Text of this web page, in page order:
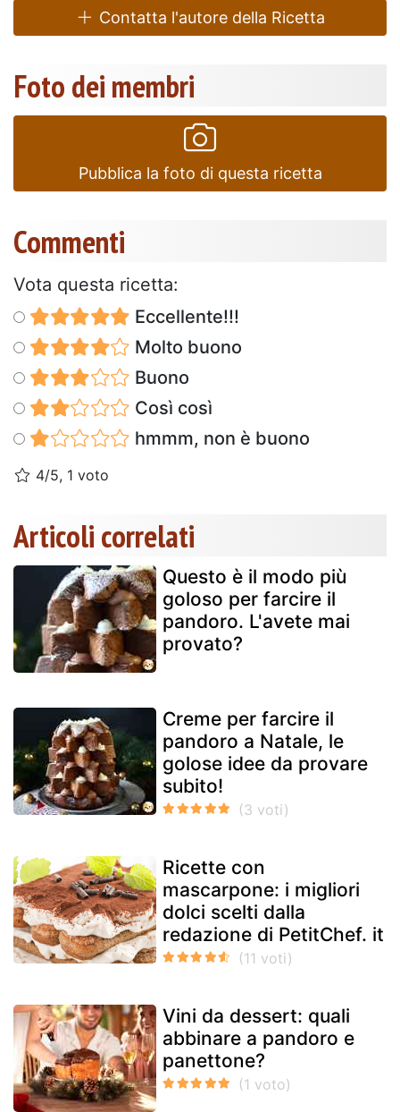
Contatta l'autore della Ricetta
Foto dei membri
Pubblica la foto di questa ricetta
Commenti
Vota questa ricetta:
Eccellente!!!
Molto buono
Buono
Così così
hmmm, non è buono
4/5, 1 voto
Articoli correlati
Questo è il modo più
goloso per farcire il
pandoro. L'avete mai
provato?
Creme per farcire il
pandoro a Natale, le
golose idee da provare
subito!
Ricette con
mascarpone: i migliori
dolci scelti dalla
redazione di PetitChef. it
Vini da dessert: quali
abbinare a pandoro e
panettone?